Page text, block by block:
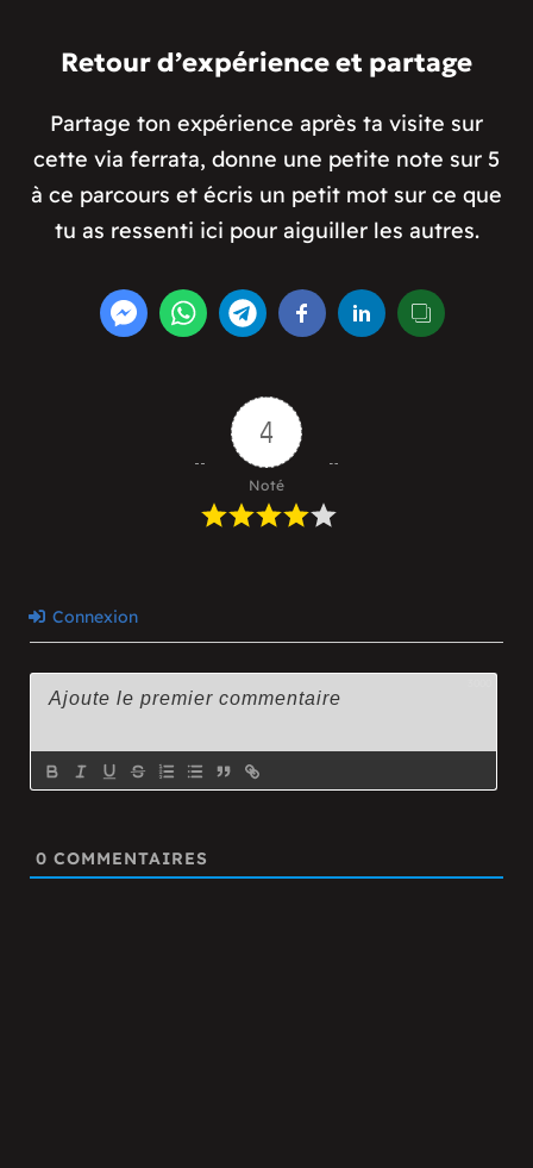
Retour d’expérience et partage
Partage ton expérience après ta visite sur
cette via ferrata, donne une petite note sur 5
à ce parcours et écris un petit mot sur ce que
tu as ressenti ici pour aiguiller les autres.
4
Noté
Connexion
0 COMMENTAIRES